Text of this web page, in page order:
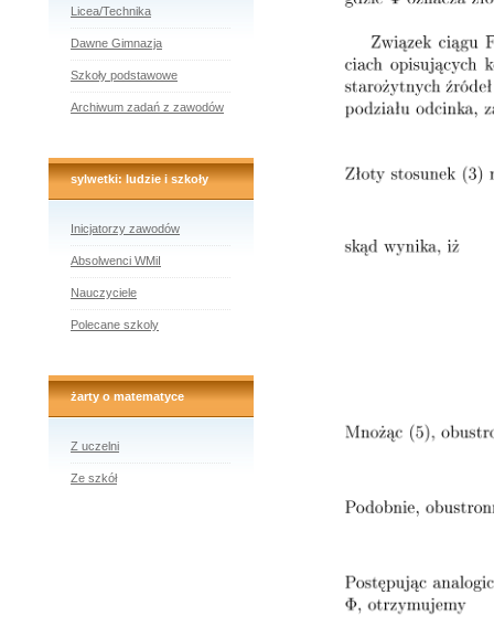
Licea/Technika
Dawne Gimnazja
Szkoły podstawowe
Archiwum zadań z zawodów
sylwetki: ludzie i szkoły
Inicjatorzy zawodów
Absolwenci WMiI
Nauczyciele
Polecane szkoly
żarty o matematyce
Z uczelni
Ze szkół